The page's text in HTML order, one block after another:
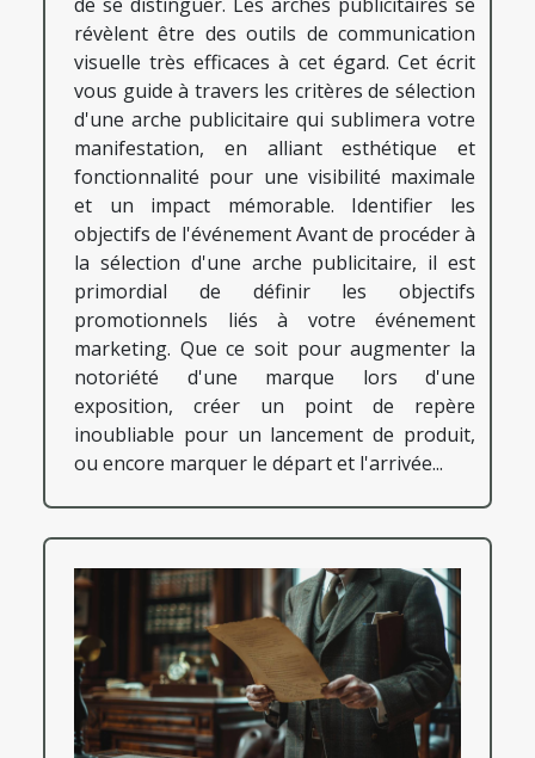
révèlent être des outils de communication
visuelle très efficaces à cet égard. Cet écrit
vous guide à travers les critères de sélection
d'une arche publicitaire qui sublimera votre
manifestation, en alliant esthétique et
fonctionnalité pour une visibilité maximale
et un impact mémorable. Identifier les
objectifs de l'événement Avant de procéder à
la sélection d'une arche publicitaire, il est
primordial de définir les objectifs
promotionnels liés à votre événement
marketing. Que ce soit pour augmenter la
notoriété d'une marque lors d'une
exposition, créer un point de repère
inoubliable pour un lancement de produit,
ou encore marquer le départ et l'arrivée...